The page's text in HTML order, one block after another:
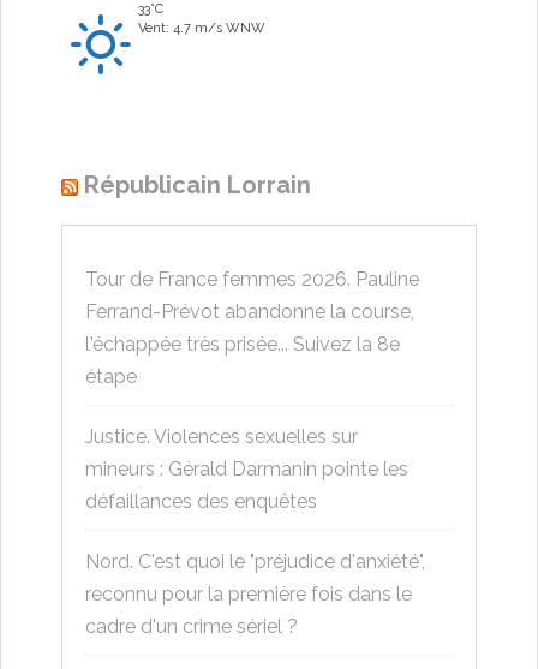
33°C
Vent: 4.7 m/s WNW
Républicain Lorrain
Tour de France femmes 2026. Pauline
Ferrand-Prévot abandonne la course,
l'échappée très prisée... Suivez la 8e
étape
Justice. Violences sexuelles sur
mineurs : Gérald Darmanin pointe les
défaillances des enquêtes
Nord. C'est quoi le "préjudice d'anxiété",
reconnu pour la première fois dans le
cadre d'un crime sériel ?